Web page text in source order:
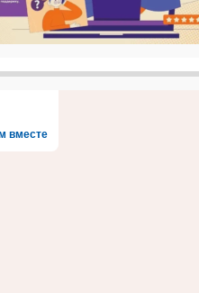
вместе